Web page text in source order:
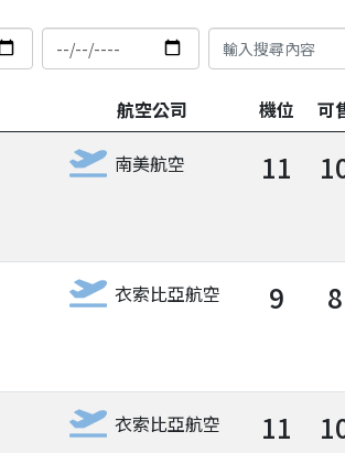
航空公司 機位 可
南美航空 11
衣索比亞航空 9 8
衣索比亞航空 11